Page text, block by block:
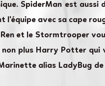
SpiderMan est aussi
avec sa cape
et le Stormtrooper
plus Harry Potter qui
alias LadyBug